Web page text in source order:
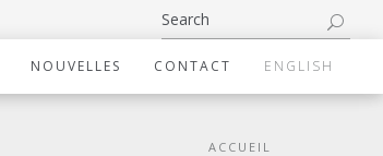
NOUVELLES CONTACT ENGLISH
ACCUEIL